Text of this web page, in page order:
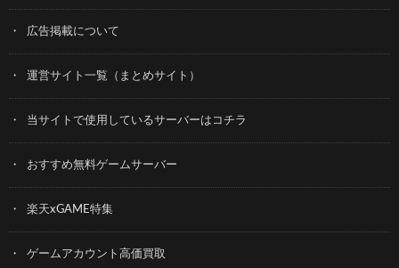
広告掲載について
運営サイト一覧（まとめサイト）
当サイトで使用しているサーバーはコチラ
おすすめ無料ゲームサーバー
楽天xGAME特集
ゲームアカウント高価買取